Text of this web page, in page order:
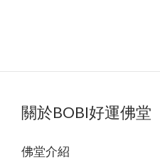
關於BOBI好運佛堂
佛堂介紹